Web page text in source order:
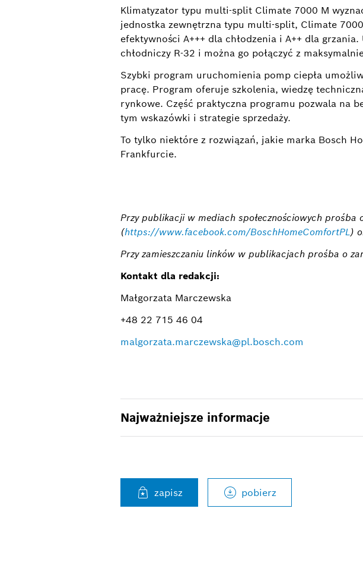
Klimatyzator typu multi-split Climate 7000 M
jednostka zewnętrzna typu multi-split, Climate
efektywności A+++ dla chłodzenia i A++ dla
chłodniczy R-32 i można go połączyć z
Szybki program uruchomienia pomp ciepła
pracę. Program oferuje szkolenia, wiedzę
rynkowe. Część praktyczna programu pozwala na
tym wskazówki i strategie sprzedaży.
To tylko niektóre z rozwiązań, jakie marka Bosch
Frankfurcie.
Przy publikacji w mediach społecznościowych
(https://www.facebook.com/BoschHomeComfortPL)
Przy zamieszczaniu linków w publikacjach prośba o
Kontakt dla redakcji:
Małgorzata Marczewska
+48 22 715 46 04
malgorzata.marczewska@pl.bosch.com
Najważniejsze informacje
zapisz pobierz